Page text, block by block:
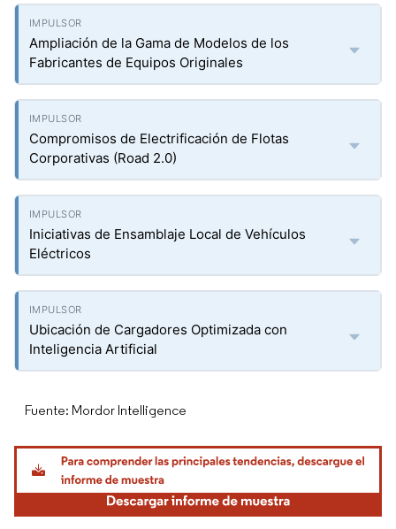
Ampliación de la Gama de Modelos de los
Fabricantes de Equipos Originales
Compromisos de Electrificación de Flotas
Corporativas (Road 2.0)
Iniciativas de Ensamblaje Local de Vehículos
Eléctricos
Ubicación de Cargadores Optimizada con
Inteligencia Artificial
Fuente: Mordor Intelligence